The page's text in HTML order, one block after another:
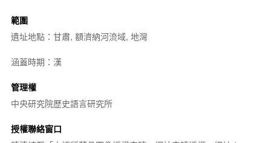
範圍
遺址地點：甘肅, 額濟納河流域, 地灣
涵蓋時期：漢
管理權
中央研究院歷史語言研究所
授權聯絡窗口